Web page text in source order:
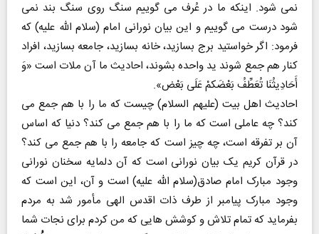
نمی شود. اینکه ما در عُرف می گوییم سنگ روی سنگ بند نمی
شود درست می گوییم و این بیان نورانی امام (سلام الله علیه) که
فرمود: اگر خواستید برج بسازید، خانه بسازید، جامعه بسازید، افراد
کنار هم جمع شوند ید واحده بشوند، احادیث ما آن ملات است «وَ
أَحَادِیثُنَا تُعَطِّفُ بَعْضَکمْ عَلَی بَعْض».
احادیث اهل بیت (علیهم السلام) چیست که ما را با هم جمع می
کند؟ چه عاملی است که ما را با هم جمع می کند؟ دنیا که اساس
آن بر تفرقه است، چه چیز است که جامعه را با هم جمع می کند؟
در قرآن کریم یک بیان نورانی است که آن دلمایه سخنان نورانی
وجود مبارک امام صادق(سلام الله علیه) است و آن، این است که
وجود مبارک پیامبر از طرف ذات اقدس الهی مأمور شد به مردم
بفرماید که تمام تلاش و کوشش هایی که من کردم برای نجات شما